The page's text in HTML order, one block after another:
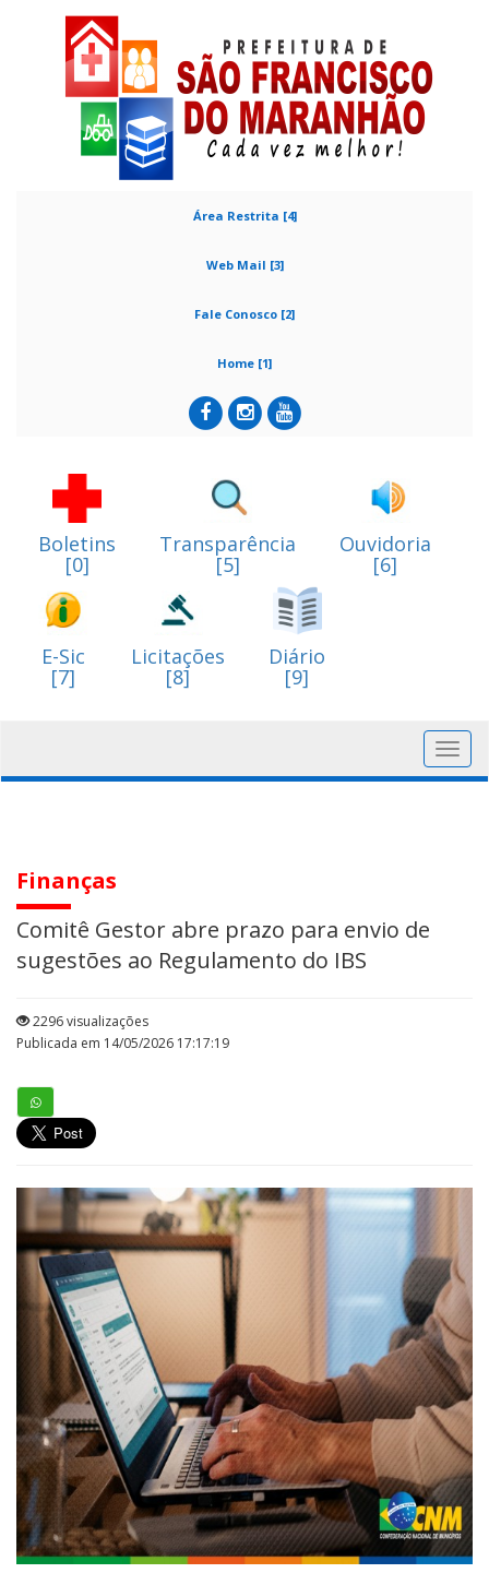
Área Restrita [4]
Web Mail [3]
Fale Conosco [2]
Home [1]
Boletins
[0]
Transparência
[5]
Ouvidoria
[6]
E-Sic
[7]
Licitações
[8]
Diário
[9]
Finanças
Comitê Gestor abre prazo para envio de
sugestões ao Regulamento do IBS
2296 visualizações
Publicada em 14/05/2026 17:17:19